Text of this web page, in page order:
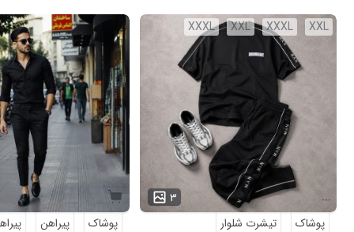
XXL
XXXL
XXL
XXXL
۳
...
پوشاک
تیشرت شلوار
پوشاک
پیراهن